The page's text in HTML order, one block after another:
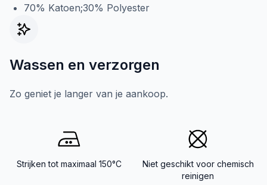
70% Katoen;30% Polyester
Wassen en verzorgen
Zo geniet je langer van je aankoop.
Strijken tot maximaal 150°C
Niet geschikt voor chemisch
reinigen